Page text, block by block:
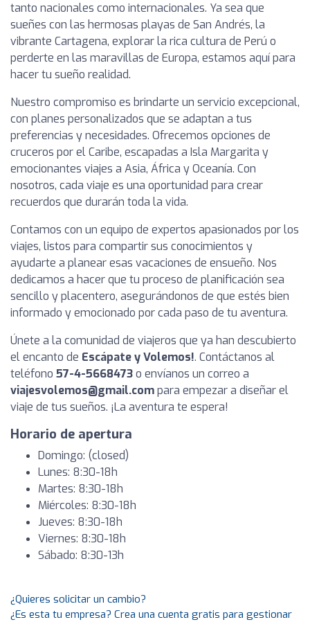
tanto nacionales como internacionales. Ya sea que
sueñes con las hermosas playas de San Andrés, la
vibrante Cartagena, explorar la rica cultura de Perú o
perderte en las maravillas de Europa, estamos aquí para
hacer tu sueño realidad.
Nuestro compromiso es brindarte un servicio excepcional,
con planes personalizados que se adaptan a tus
preferencias y necesidades. Ofrecemos opciones de
cruceros por el Caribe, escapadas a Isla Margarita y
emocionantes viajes a Asia, África y Oceanía. Con
nosotros, cada viaje es una oportunidad para crear
recuerdos que durarán toda la vida.
Contamos con un equipo de expertos apasionados por los
viajes, listos para compartir sus conocimientos y
ayudarte a planear esas vacaciones de ensueño. Nos
dedicamos a hacer que tu proceso de planificación sea
sencillo y placentero, asegurándonos de que estés bien
informado y emocionado por cada paso de tu aventura.
Únete a la comunidad de viajeros que ya han descubierto
el encanto de Escápate y Volemos!. Contáctanos al
teléfono 57-4-5668473o envíanos un correo a
viajesvolemos@gmail.compara empezar a diseñar el
viaje de tus sueños. ¡La aventura te espera!
Horario de apertura
Domingo: (closed)
Lunes: 8:30-18h
Martes: 8:30-18h
Miércoles: 8:30-18h
Jueves: 8:30-18h
Viernes: 8:30-18h
Sábado: 8:30-13h
¿Quieres solicitar un cambio?
¿Es esta tu empresa? Crea una cuenta gratis para gestionar